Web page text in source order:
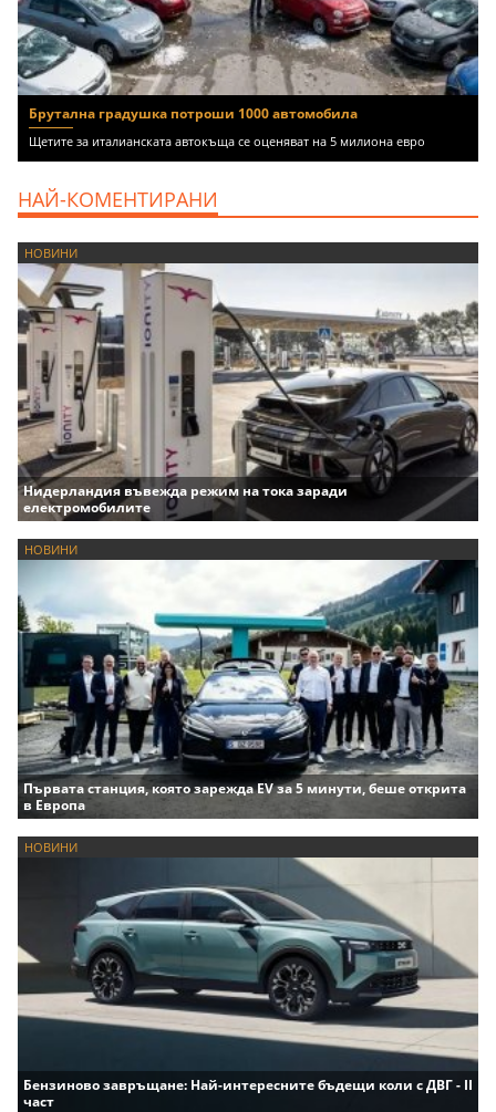
Брутална градушка потроши 1000 автомобила
Щетите за италианската автокъща се оценяват на 5 милиона евро
НАЙ-КОМЕНТИРАНИ
НОВИНИ
Нидерландия въвежда режим на тока заради
електромобилите
НОВИНИ
Първата станция, която зарежда EV за 5 минути, беше открита
в Европа
НОВИНИ
Бензиново завръщане: Най-интересните бъдещи коли с ДВГ - II
част